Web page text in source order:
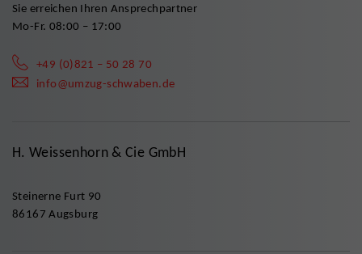
Sie erreichen Ihren Ansprechpartner
Mo-Fr. 08:00 – 17:00
+49 (0)821 – 50 28 70
info@umzug-schwaben.de
H. Weissenhorn & Cie GmbH
Steinerne Furt 90
86167 Augsburg